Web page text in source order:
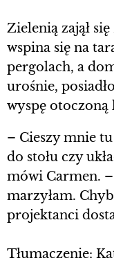
Zielenią zajął
wspina się na
pergolach, a
urośnie,
wyspę otoczoną
– Cieszy mnie
do stołu czy
mówi Carmen.
marzyłam.
projektanci
Tłumaczenie: